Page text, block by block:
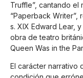
Truffle”, cantando el
“Paperback
s. XIX Edward Lear,
obra de teatro
Queen Was in the
El carácter narrativo